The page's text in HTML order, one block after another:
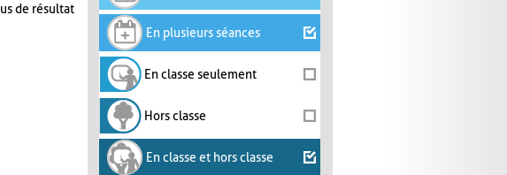
En plusieurs séances
En classe seulement
Hors classe
En classe et hors classe
de résultat